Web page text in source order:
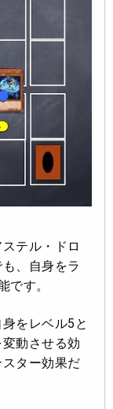
テル・ドロ
、自身をラ
です。
をレベル5と
動させる効
ター効果だ